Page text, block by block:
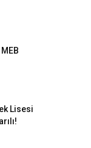
Lisesi